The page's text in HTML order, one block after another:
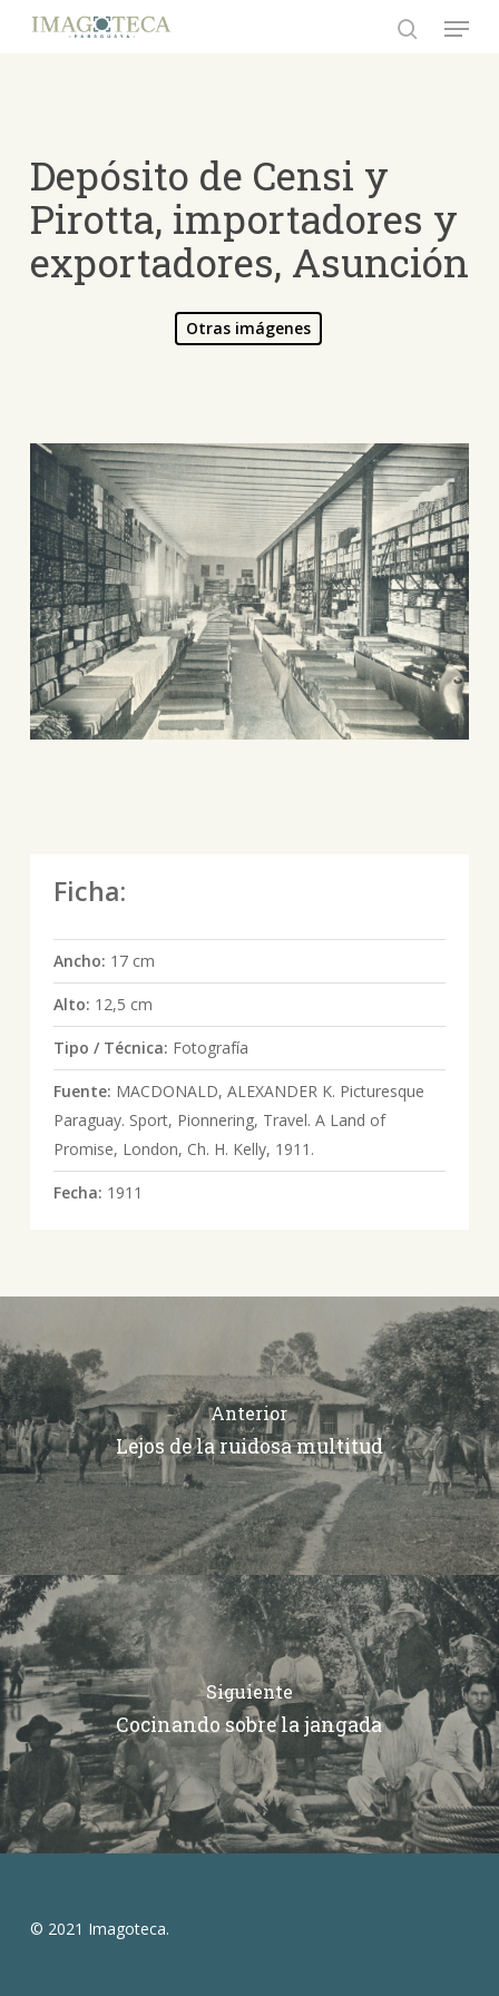
Menu
Depósito de Censi y
Pirotta, importadores y
exportadores, Asunción
Otras imágenes
Ficha:
Ancho: 17 cm
Alto: 12,5 cm
Tipo / Técnica: Fotografía
Fuente: MACDONALD, ALEXANDER K. Picturesque
Paraguay. Sport, Pionnering, Travel. A Land of
Promise, London, Ch. H. Kelly, 1911.
Fecha: 1911
Anterior
Lejos de la ruidosa multitud
Siguiente
Cocinando sobre la jangada
© 2021 Imagoteca.